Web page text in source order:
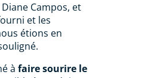
Campos, et
et les
étions en
à faire sourire le